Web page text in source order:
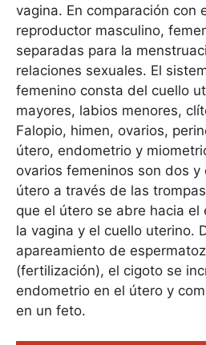
vagina. En comparación con
reproductor masculino,
separadas para la
relaciones sexuales. El
femenino consta del cuello
mayores, labios menores,
Falopio, himen, ovarios,
útero, endometrio y
ovarios femeninos son dos
útero a través de las
que el útero se abre hacia el
la vagina y el cuello uterino.
apareamiento de
(fertilización), el cigoto se
endometrio en el útero y
en un feto.